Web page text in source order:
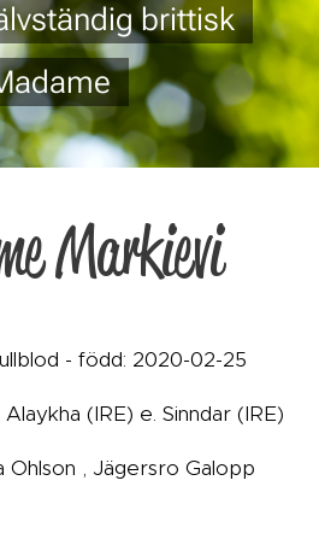
brittisk
Markievi
- född: 2020-02-25
(IRE) e. Sinndar (IRE)
Ohlson , Jägersro Galopp